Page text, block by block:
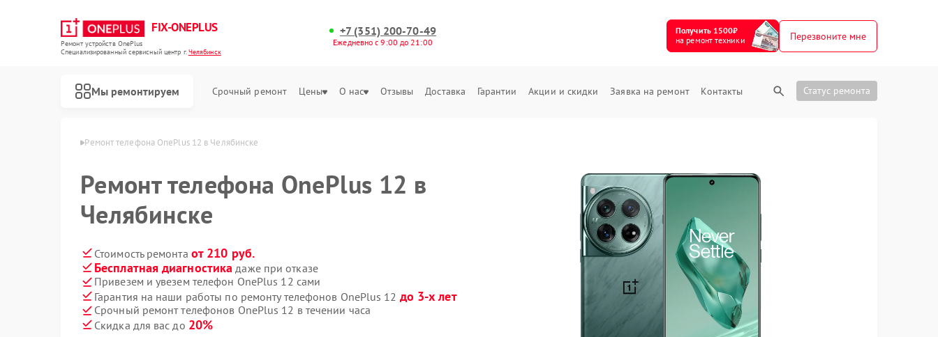
FIX-ONEPLUS
Ремонт устройств OnePlus
Специализированный cервисный центр г.Челябинск
+7 (351) 200-70-49
Ежедневно с 9:00 до 21:00
Получить 1500₽
на ремонт техники
Перезвоните мне
Мы ремонтируем Срочный ремонт Цены О нас Отзывы Доставка Гарантии Акции и скидки Заявка на ремонт Контакты Статус ремонта
в Челябинске Ремонт телефона OnePlus 12 в Челябинске
Ремонт телефона OnePlus 12 в
Челябинске
Стоимость ремонта от 210 руб.
Бесплатная диагностика даже при отказе
Привезем и увезем телефон OnePlus 12 сами
Гарантия на наши работы по ремонту телефонов OnePlus 12 до 3-х лет
Срочный ремонт телефонов OnePlus 12 в течении часа
Скидка для вас до 20%